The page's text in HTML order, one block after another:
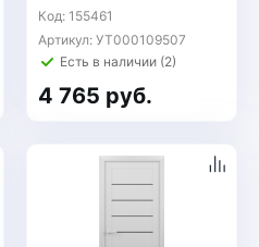
Код: 155461
Артикул: УТ000109507
Есть в наличии (2)
4 765 руб.